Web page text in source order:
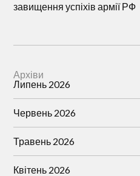
завищення успіхів армії РФ
Архіви
Липень 2026
Червень 2026
Травень 2026
Квітень 2026